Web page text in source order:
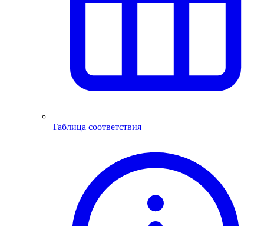
Таблица соответствия